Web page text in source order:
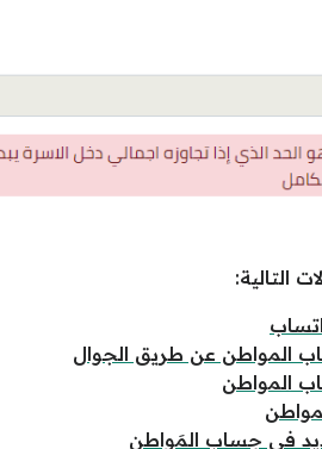
التالية:
المواطن عن طريق الجوال
المواطن
في حِساب المَواطن